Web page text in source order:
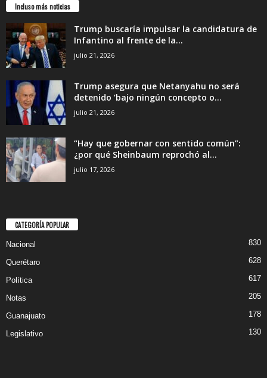
Incluso más noticias
Trump buscaría impulsar la candidatura de
Infantino al frente de la...
julio 21, 2026
Trump asegura que Netanyahu no será
detenido ‘bajo ningún concepto o...
julio 21, 2026
“Hay que gobernar con sentido común”:
¿por qué Sheinbaum reprochó al...
julio 17, 2026
CATEGORÍA POPULAR
Nacional 830
Querétaro 628
Política 617
Notas 205
Guanajuato 178
Legislativo 130